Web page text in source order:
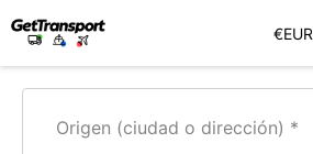
€EUR
Origen (ciudad o dirección)